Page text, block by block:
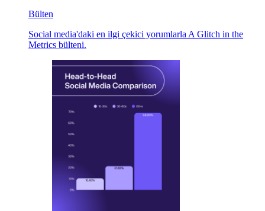
Bülten
Social media'daki en ilgi çekici yorumlarla A Glitch in the
Metrics bülteni.